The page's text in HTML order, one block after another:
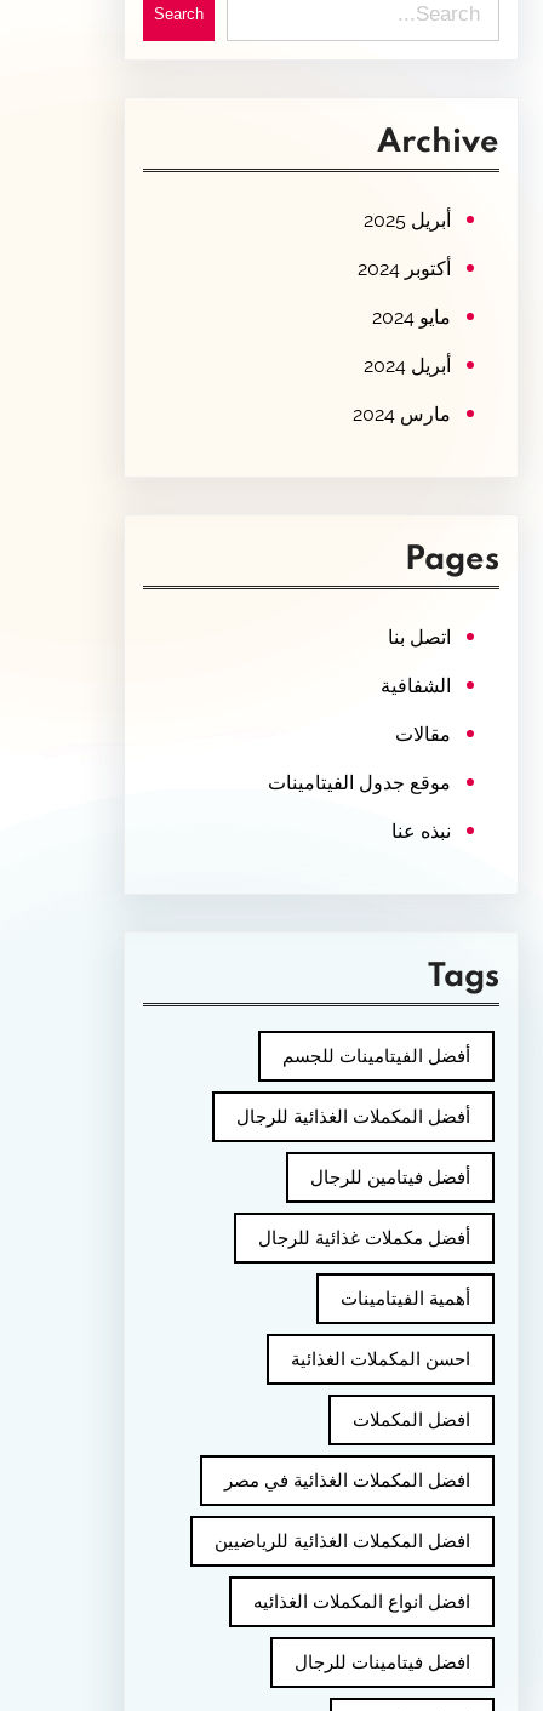
e
c
Search
Archive
أبريل 2025
أكتوبر 2024
مايو 2024
أبريل 2024
مارس 2024
Pages
اتصل بنا
الشفافية
مقالات
موقع جدول الفيتامينات
نبذه عنا
Tags
أفضل الفيتامينات للجسم
أفضل المكملات الغذائية للرجال
أفضل فيتامين للرجال
أفضل مكملات غذائية للرجال
أهمية الفيتامينات
احسن المكملات الغذائية
افضل المكملات
افضل المكملات الغذائية في مصر
افضل المكملات الغذائية للرياضيين
افضل انواع المكملات الغذائيه
افضل فيتامينات للرجال